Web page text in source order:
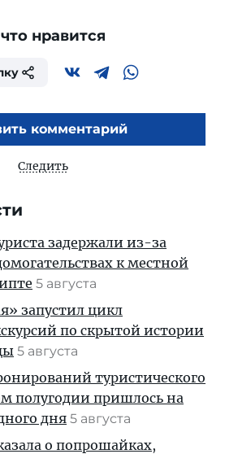
нравится
комментарий
Следить
задержали из-за
к местной
5 августа
запустил цикл
по скрытой истории
5 августа
туристического
полугодии пришлось на
дня 5 августа
о попрошайках,